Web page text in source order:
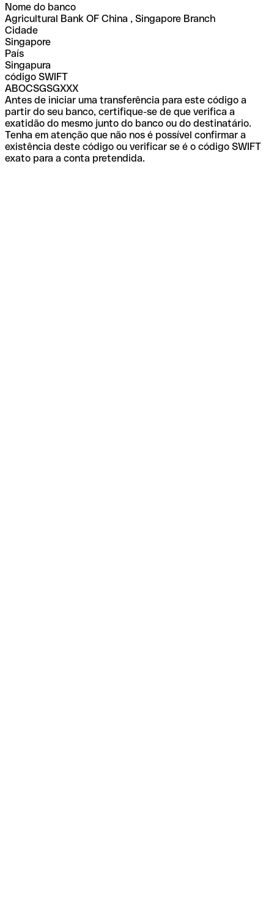
Nome do banco
Agricultural Bank OF China , Singapore Branch
Cidade
Singapore
País
Singapura
código SWIFT
ABOCSGSGXXX
Antes de iniciar uma transferência para este código a
partir do seu banco, certifique-se de que verifica a
exatidão do mesmo junto do banco ou do destinatário.
Tenha em atenção que não nos é possível confirmar a
existência deste código ou verificar se é o código SWIFT
exato para a conta pretendida.